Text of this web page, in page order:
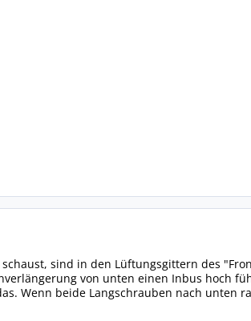
sind in den Lüftungsgittern des
von unten einen Inbus hoch
Wenn beide Langschrauben nach unten